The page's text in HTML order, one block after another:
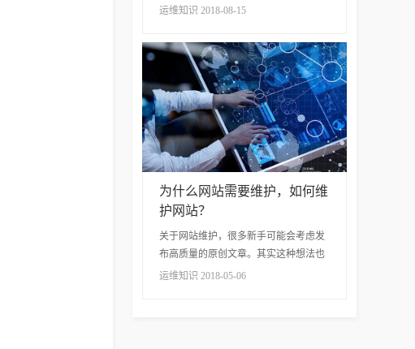
常运行。这对网站的顺利发展是非常关
一项必要工作，因为在网站上线运营的
后期，网站程序和服务器...
运维知识 2018-08-15
为什么网站需要维护，如何维
护网站？
关于网站维护，很多新手可能会考虑发
布高质量的原创文章。其实这种想法也
是正确的。发布原创文章是网站维护的
运维知识 2018-05-06